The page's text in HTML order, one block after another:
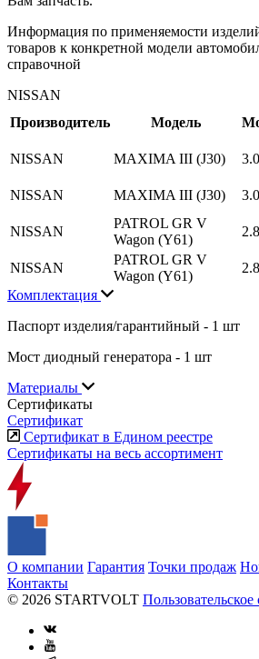
Информация по применяемости
товаров к конкретной модели
справочной
NISSAN
Производитель
Модель
NISSAN
MAXIMA III (J30)
NISSAN
MAXIMA III (J30) 3.0
NISSAN
PATROL GR V
Wagon (Y61)
NISSAN
PATROL GR V
Wagon (Y61)
Комплектация
Паспорт изделия/гарантийный - 1 шт
Мост диодный генератора - 1 шт
Материалы
Сертификаты
Сертификат
Сертификат в Едином реестре
Сертификаты на весь ассортимент
О компании Гарантия Точки продаж
Контакты
© 2026 STARTVOLT